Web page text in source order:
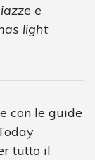
e
light
con le guide
tutto il